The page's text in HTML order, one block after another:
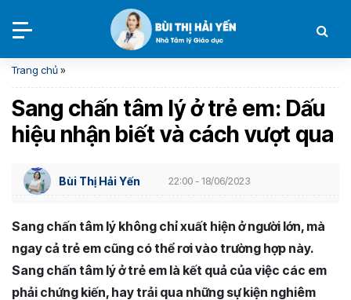
Trang chủ»
Sang chấn tâm lý ở trẻ em: Dấu
hiệu nhận biết và cách vượt qua
Bùi Thị Hải Yến 22:00 - 18/06/2023
Sang chấn tâm lý không chỉ xuất hiện ở người lớn, mà
ngay cả trẻ em cũng có thể rơi vào trường hợp này.
Sang chấn tâm lý ở trẻ em là kết quả của việc các em
phải chứng kiến, hay trải qua những sự kiện nghiêm